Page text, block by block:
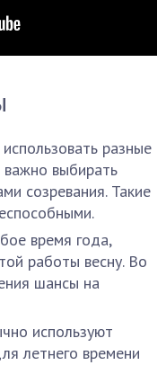
разные
выбирать
созревания. Такие
время года,
работы весну. Во
шансы на
используют
летнего времени